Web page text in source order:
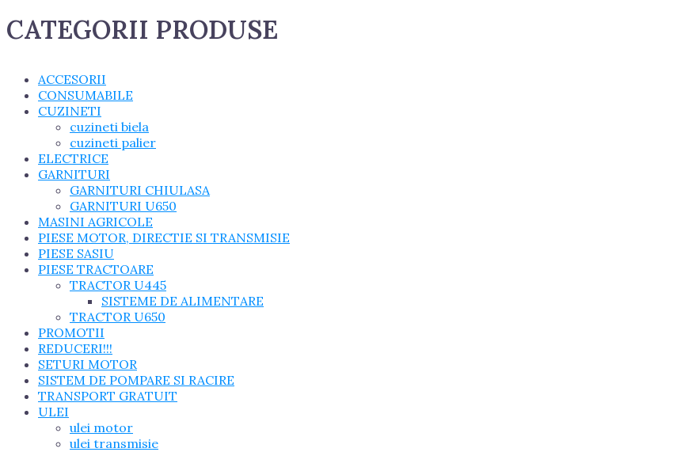
CATEGORII PRODUSE
ACCESORII
CONSUMABILE
CUZINETI
cuzineti biela
cuzineti palier
ELECTRICE
GARNITURI
GARNITURI CHIULASA
GARNITURI U650
MASINI AGRICOLE
PIESE MOTOR, DIRECTIE SI TRANSMISIE
PIESE SASIU
PIESE TRACTOARE
TRACTOR U445
SISTEME DE ALIMENTARE
TRACTOR U650
PROMOTII
REDUCERI!!!
SETURI MOTOR
SISTEM DE POMPARE SI RACIRE
TRANSPORT GRATUIT
ULEI
ulei motor
ulei transmisie